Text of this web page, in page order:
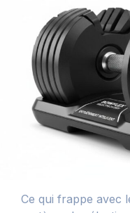
Ce qui frappe avec